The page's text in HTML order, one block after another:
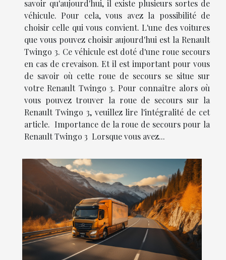
savoir qu'aujourd'hui, il existe plusieurs sortes de
véhicule. Pour cela, vous avez la possibilité de
choisir celle qui vous convient. L'une des voitures
que vous pouvez choisir aujourd'hui est la Renault
Twingo 3. Ce véhicule est doté d'une roue secours
en cas de crevaison. Et il est important pour vous
de savoir où cette roue de secours se situe sur
votre Renault Twingo 3. Pour connaître alors où
vous pouvez trouver la roue de secours sur la
Renault Twingo 3, veuillez lire l'intégralité de cet
article. Importance de la roue de secours pour la
Renault Twingo 3 Lorsque vous avez...